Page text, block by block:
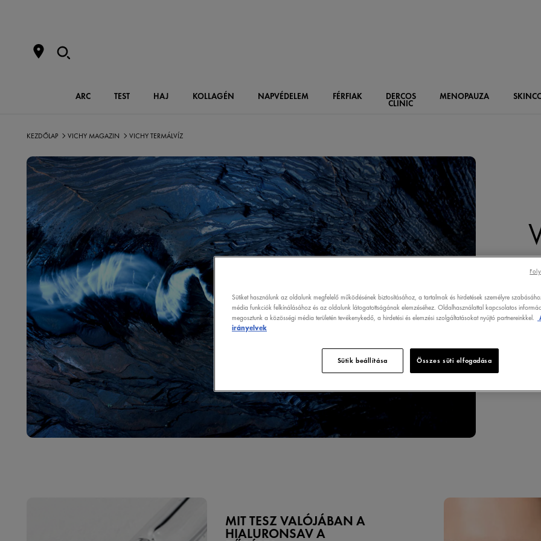
ARC TEST HAJ KOLLAGÉN NAPVÉDELEM FÉRFIAK DERCOS
CLINIC
MENOPAUZA SKIN
KEZDŐLAP VICHY MAGAZIN VICHY TERMÁLVÍZ
MIT TESZ VALÓJÁBAN A
HIALURONSAV A
Sütiket használunk az oldalunk megfelelő működésének biztosításához, a tartalmak és hirdetések személyre
média funkciók felkínálásához és az oldalunk látogatottságának elemzéséhez. Oldalhasználattal kapcsolatos
megosztunk a közösségi média területén tevékenykedő, a hirdetési és elemzési szolgáltatásokat nyújtó partnereinkkel.
irányelvek
Sütik beállítása Összes süti elfogadása